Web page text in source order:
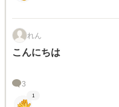
れん
こんにちは
3
1